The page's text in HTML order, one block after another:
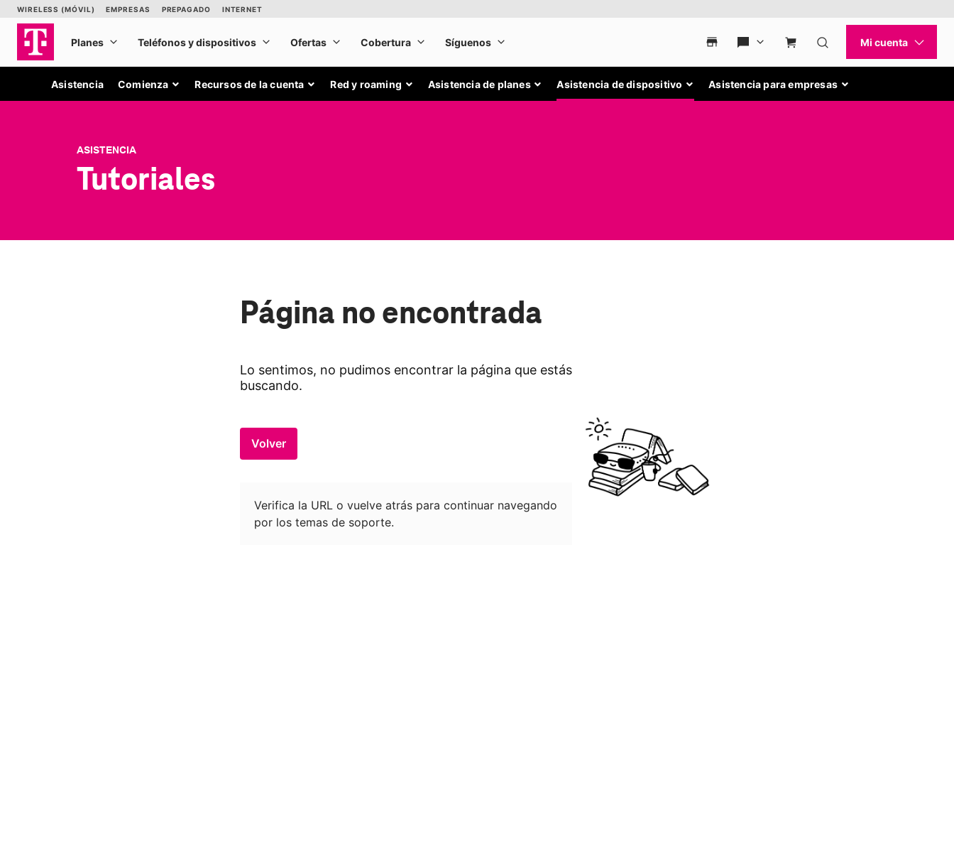
Asistencia Comienza Recursos de la cuenta Red y roaming Asistencia de planes Asistencia de dispositivo Asistencia para empresas
ASISTENCIA
Tutoriales